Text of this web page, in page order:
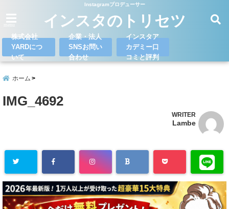
Instagramプロデューサー
インスタのトリセツ
株式会社
YARDにつ
いて
企業・法人
SNSお問い
合わせ
インスタア
カデミー口
コミと評判
ホーム
IMG_4692
WRITER
Lambe